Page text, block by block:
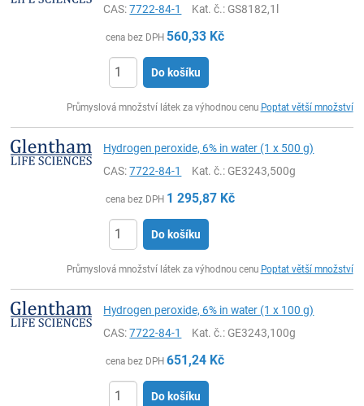
CAS:7722-84-1 Kat. č.: GS8182,1l
cena bez DPH 560,33 Kč
Do košíku
Průmyslová množství látek za výhodnou cenu Poptat větší množství
Hydrogen peroxide, 6% in water (1 x 500 g)
CAS:7722-84-1 Kat. č.: GE3243,500g
cena bez DPH 1 295,87 Kč
Do košíku
Průmyslová množství látek za výhodnou cenu Poptat větší množství
Hydrogen peroxide, 6% in water (1 x 100 g)
CAS:7722-84-1 Kat. č.: GE3243,100g
cena bez DPH 651,24 Kč
Do košíku